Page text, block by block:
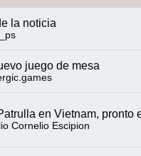
la noticia
juego de mesa
en Vietnam, pronto
Cornelio Escipion